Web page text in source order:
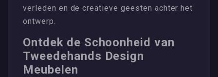
verleden en de creatieve geesten achter het
ontwerp.
Ontdek de Schoonheid van
Tweedehands Design
Meubelen